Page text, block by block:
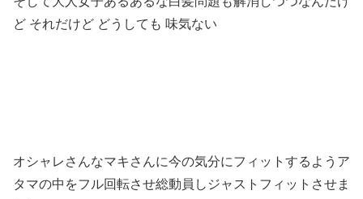
ど それだけど どうしても 味気ない
オシャレさんなマキさんに今の気分にフィットするようア
タマの中をフル回転させ総動員しジャストフィットさせま